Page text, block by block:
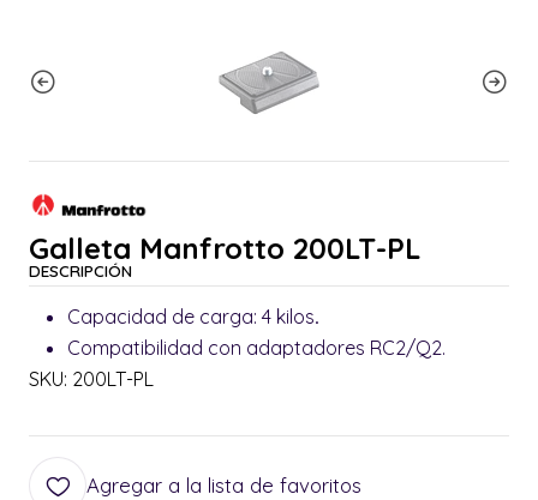
Galleta Manfrotto 200LT-PL
DESCRIPCIÓN
Capacidad de carga: 4 kilos.
Compatibilidad con adaptadores RC2/Q2.
SKU: 200LT-PL
Agregar a la lista de favoritos